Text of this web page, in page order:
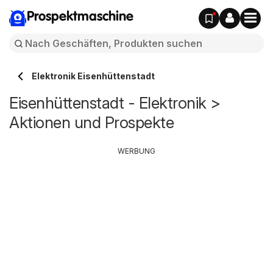
Prospektmaschine
Elektronik Eisenhüttenstadt
Eisenhüttenstadt - Elektronik >
Aktionen und Prospekte
WERBUNG